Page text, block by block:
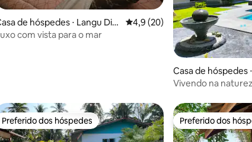
média de 5, 30 avaliações
de hóspedes ⋅ Langu Dist
4,9 de uma avaliação média de
4,9 (20)
com vista para o mar
Casa de hóspedes
om Thong
Vivendo na
Preferido dos hóspedes
Preferido dos hóspedes Preferido dos
Preferido dos